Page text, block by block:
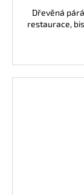
Dřevěná
restaurace,